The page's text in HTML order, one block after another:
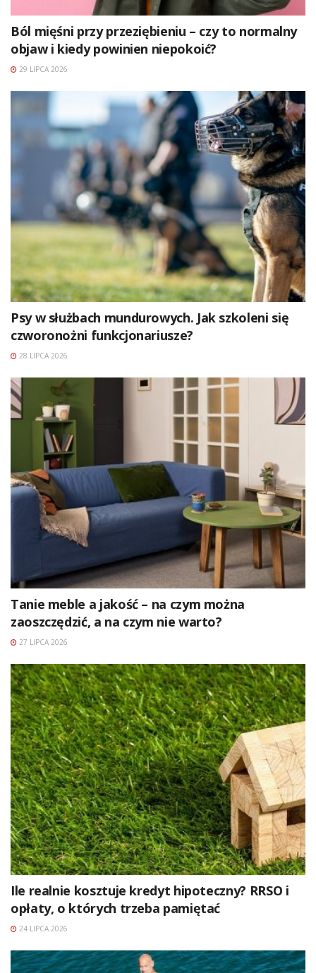
Ból mięśni przy przeziębieniu – czy to normalny
objaw i kiedy powinien niepokoić?
29 LIPCA 2026
Psy w służbach mundurowych. Jak szkoleni się
czworonożni funkcjonariusze?
28 LIPCA 2026
Tanie meble a jakość – na czym można
zaoszczędzić, a na czym nie warto?
27 LIPCA 2026
Ile realnie kosztuje kredyt hipoteczny? RRSO i
opłaty, o których trzeba pamiętać
24 LIPCA 2026